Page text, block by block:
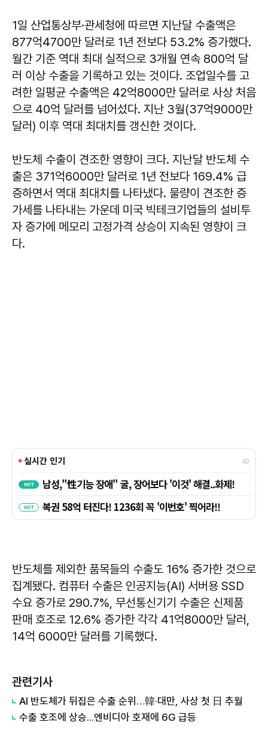
1일 산업통상부·관세청에 따르면 지난달 수출액은
877억4700만 달러로 1년 전보다 53.2% 증가했다.
월간 기준 역대 최대 실적으로 3개월 연속 800억 달
러 이상 수출을 기록하고 있는 것이다. 조업일수를 고
려한 일평균 수출액은 42억8000만 달러로 사상 처음
으로 40억 달러를 넘어섰다. 지난 3월(37억9000만
달러) 이후 역대 최대치를 갱신한 것이다.
반도체 수출이 견조한 영향이 크다. 지난달 반도체 수
출은 371억6000만 달러로 1년 전보다 169.4% 급
증하면서 역대 최대치를 나타냈다. 물량이 견조한 증
가세를 나타내는 가운데 미국 빅테크기업들의 설비투
자 증가에 메모리 고정가격 상승이 지속된 영향이 크
다.
반도체를 제외한 품목들의 수출도 16% 증가한 것으로
집계됐다. 컴퓨터 수출은 인공지능(AI) 서버용 SSD
수요 증가로 290.7%, 무선통신기기 수출은 신제품
판매 호조로 12.6% 증가한 각각 41억8000만 달러,
14억 6000만 달러를 기록했다.
관련기사
AI 반도체가 뒤집은 수출 순위…韓·대만, 사상 첫 日 추월
수출 호조에 상승...엔비디아 호재에 6G 급등